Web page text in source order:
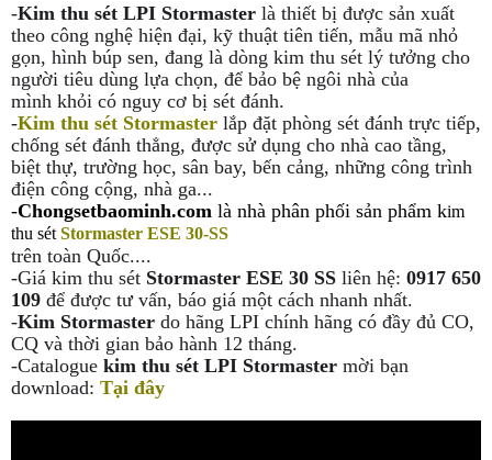
-Kim thu sét LPI Stormaster là thiết bị được sản xuất
theo công nghệ hiện đại, kỹ thuật tiên tiến, mẫu mã nhỏ
gọn, hình búp sen, đang là dòng kim thu sét lý tưởng cho
người tiêu dùng lựa chọn, để bảo bệ ngôi nhà của
mình khỏi có nguy cơ bị sét đánh.
-Kim thu sét Stormaster lắp đặt phòng sét đánh trực tiếp,
chống sét đánh thẳng, được sử dụng cho nhà cao tầng,
biệt thự, trường học, sân bay, bến cảng, những công trình
điện công cộng, nhà ga...
-Chongsetbaominh.com là nhà phân phối sản phẩm kim
thu sét Stormaster ESE 30-SS
trên toàn Quốc....
-Giá kim thu sét Stormaster ESE 30 SS liên hệ: 0917 650
109 để được tư vấn, báo giá một cách nhanh nhất.
-Kim Stormaster do hãng LPI chính hãng có đầy đủ CO,
CQ và thời gian bảo hành 12 tháng.
-Catalogue kim thu sét LPI Stormaster mời bạn
download: Tại đây